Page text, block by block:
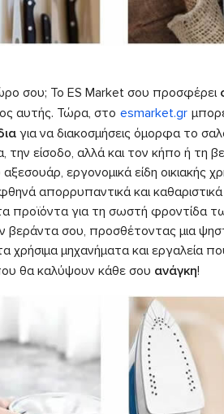
σου; Το ES Market σου προσφέρει
αυτής. Τώρα, στο esmarket.gr
για να διακοσμήσεις όμορφα το
είσοδο, αλλά και τον κήπο ή τη
εργονομικά είδη οικιακής
απορρυπαντικά και
προϊόντα για τη σωστή φροντίδα
βεράντα σου, προσθέτοντας μια
μηχανήματα και εργαλεία
θα καλύψουν κάθε σου ανάγκη!